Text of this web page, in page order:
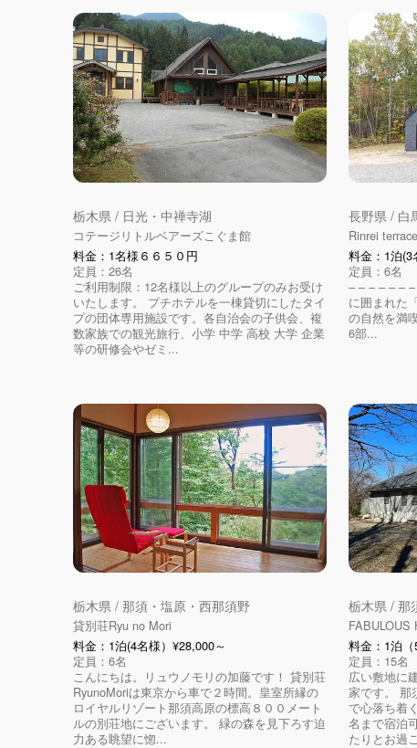
栃木県 / 日光・中禅寺湖
コテージリトルベアーズこぐま館
料金：1名様６６５０円
定員：26名
ご利用制限：12名様以上のグループのみお受け
いたします。 プチホテルを一棟貸切にしたタイ
プの団体専用施設です。各自治会の子供会、複
数家族での観光旅行、小学 中学 高校 大学 企業
等の研修会やゼミ...
長野県 / 白
Rinrei terrace
料金：1泊(3
定員：6名
– – – – – –
に囲まれた
の自然を満
6部...
栃木県 / 那須・塩原・西那須野
貸別荘Ryu no Mori
料金：1泊(4名様）¥28,000～
定員：6名
こんにちは。リュウノモリの加藤です！ 貸別荘
RyunoMoriは東京から車で２時間。皇室所縁の
ロイヤルリゾート那須高原の標高８００メート
ルの別荘地にございます。 緑の森を見下ろす迫
力ある眺望に惚...
栃木県 / 那
FABULOUS
料金：1泊
定員：15名
広い敷地に
家です。 那
で心落ち着
名まで宿泊
たりとお過